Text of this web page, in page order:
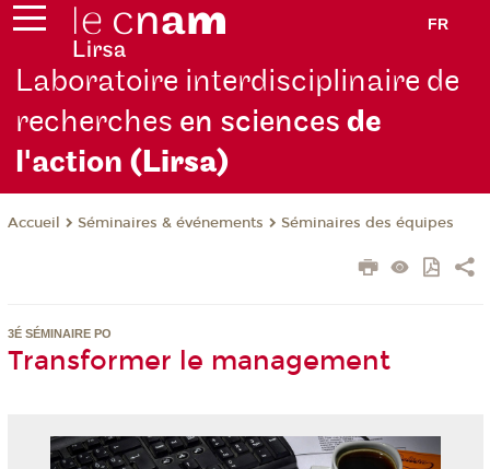
FR
Laboratoire interdisciplinaire de
recherches en sciencesde
l'action (Lirsa)
Accueil Séminaires & événements Séminaires des équipes
3É SÉMINAIRE PO
Transformer le management